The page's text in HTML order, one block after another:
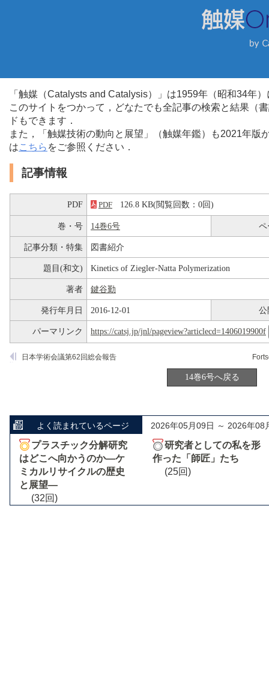
「触媒（Catalysts and Catalysis）」は1959年（昭和34年
このサイトをつかって，どなたでも全記事の検索と結果（
ドもできます．
また，「触媒技術の動向と展望」（触媒年鑑）も2021年
はこちら をご参照ください．
記事情報
PDF PDF 126.8 KB(閲覧回数：0回)
巻・号 14巻6号 ペ
記事分類・特集 図書紹介
題目(和文) Kinetics of Ziegler-Natta Polymerization
著者 鍵谷勤
発行年月日 2016-12-01 公
パーマリンク https://catsj.jp/jnl/pageview?articlecd=1406019900f
日本学術会議第62回総会報告
14巻6号へ戻る
よく読まれているページ 2026年05月09日 ～ 2026年08
プラスチック分解研究
はどこへ向かうのか―ケ
ミカルリサイクルの歴史
と展望―
(32回)
研究者としての私を形
作った「師匠」たち
(25回)